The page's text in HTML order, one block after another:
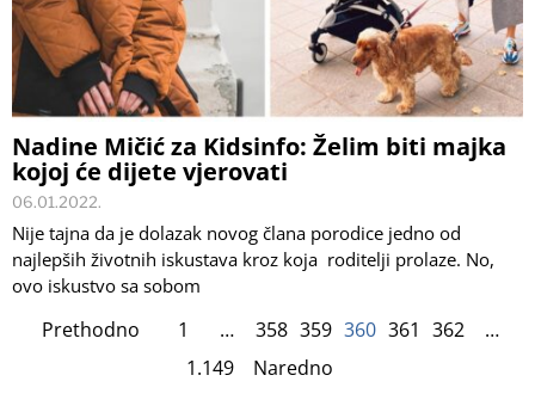
Nadine Mičić za Kidsinfo: Želim biti majka
kojoj će dijete vjerovati
06.01.2022.
Nije tajna da je dolazak novog člana porodice jedno od
najlepših životnih iskustava kroz koja roditelji prolaze. No,
ovo iskustvo sa sobom
Prethodno 1 … 358 359 360 361 362
…
1.149
Naredno